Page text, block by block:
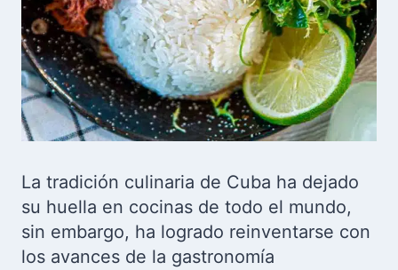
La tradición culinaria de Cuba ha dejado
su huella en cocinas de todo el mundo,
sin embargo, ha logrado reinventarse con
los avances de la gastronomía